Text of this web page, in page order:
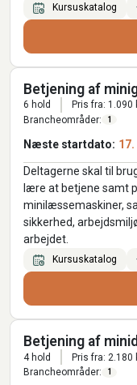
Kursuskatalog
Betjening af
6 hold Pris fra: 1.090
Brancheområder:
1
Næste startdato:
Deltagerne skal til
lære at betjene samt
minilæssemaskiner,
sikkerhed,
arbejdet.
Kursuskatalog
Betjening af
4 hold Pris fra: 2.180
Brancheområder:
1